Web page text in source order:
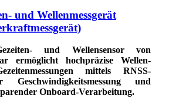
und Wellenmessgerät
und Wellensensor von
ermöglicht hochpräzise Wellen-
mittels RNSS-
Geschwindigkeitsmessung und
Onboard-Verarbeitung.